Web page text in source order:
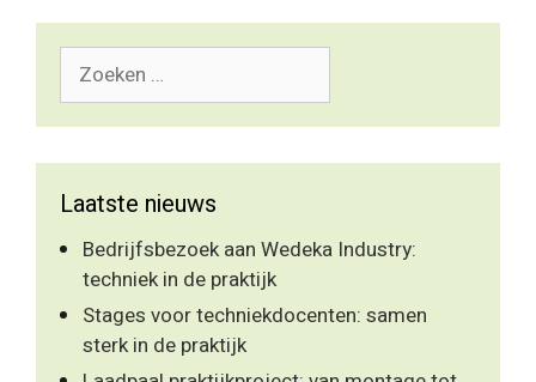
Zoek
naar:
Laatste nieuws
Bedrijfsbezoek aan Wedeka Industry:
techniek in de praktijk
Stages voor techniekdocenten: samen
sterk in de praktijk